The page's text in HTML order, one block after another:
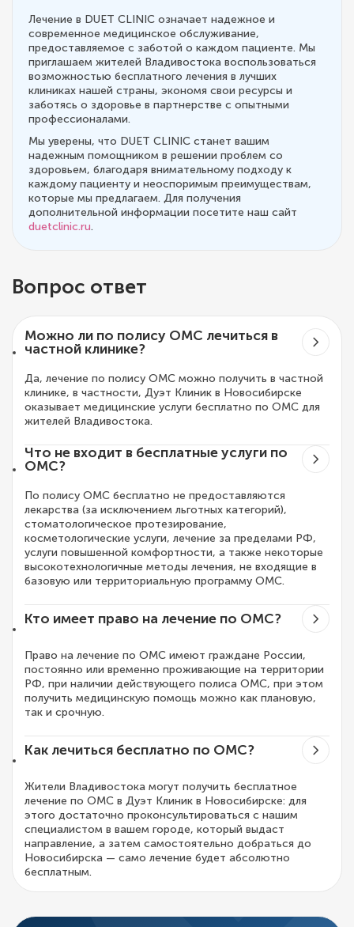
Лечение в DUET CLINIC означает надежное и
современное медицинское обслуживание,
предоставляемое с заботой о каждом пациенте. Мы
приглашаем жителей Владивостока воспользоваться
возможностью бесплатного лечения в лучших
клиниках нашей страны, экономя свои ресурсы и
заботясь о здоровье в партнерстве с опытными
профессионалами.
Мы уверены, что DUET CLINIC станет вашим
надежным помощником в решении проблем со
здоровьем, благодаря внимательному подходу к
каждому пациенту и неоспоримым преимуществам,
которые мы предлагаем. Для получения
дополнительной информации посетите наш сайт
duetclinic.ru.
Вопрос ответ
Можно ли по полису ОМС лечиться в
частной клинике?
Да, лечение по полису ОМС можно получить в частной
клинике, в частности, Дуэт Клиник в Новосибирске
оказывает медицинские услуги бесплатно по ОМС для
жителей Владивостока.
Что не входит в бесплатные услуги по
ОМС?
По полису ОМС бесплатно не предоставляются
лекарства (за исключением льготных категорий),
стоматологическое протезирование,
косметологические услуги, лечение за пределами РФ,
услуги повышенной комфортности, а также некоторые
высокотехнологичные методы лечения, не входящие в
базовую или территориальную программу ОМС.
Кто имеет право на лечение по ОМС?
Право на лечение по ОМС имеют граждане России,
постоянно или временно проживающие на территории
РФ, при наличии действующего полиса ОМС, при этом
получить медицинскую помощь можно как плановую,
так и срочную.
Как лечиться бесплатно по ОМС?
Жители Владивостока могут получить бесплатное
лечение по ОМС в Дуэт Клиник в Новосибирске: для
этого достаточно проконсультироваться с нашим
специалистом в вашем городе, который выдаст
направление, а затем самостоятельно добраться до
Новосибирска — само лечение будет абсолютно
бесплатным.